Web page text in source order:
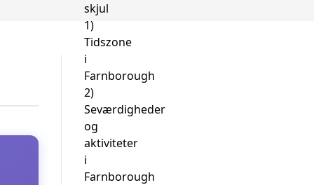
skjul
1)
Tidszone
i
Farnborough
2)
Seværdigheder
og
aktiviteter
i
Farnborough